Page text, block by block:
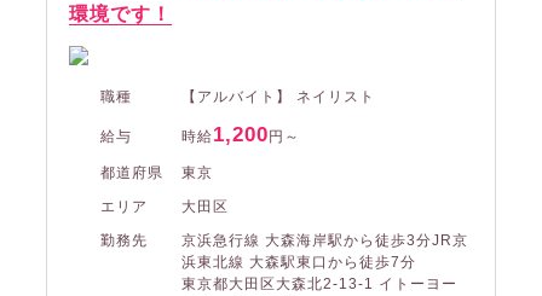
環境です！
職種 【アルバイト】 ネイリスト
給与 時給1,200 円～
都道府県
東京
エリア
大田区
勤務先
京浜急行線 大森海岸駅から徒歩3分JR京
浜東北線 大森駅東口から徒歩7分
東京都大田区大森北2-13-1 イトーヨー